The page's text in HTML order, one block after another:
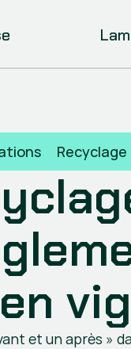
et un après »